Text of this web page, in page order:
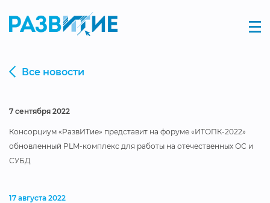
Все новости
7 сентября 2022
Консорциум «РазвИТие» представит на форуме «ИТОПК-2022»
обновленный PLM-комплекс для работы на отечественных ОС и
СУБД
17 августа 2022